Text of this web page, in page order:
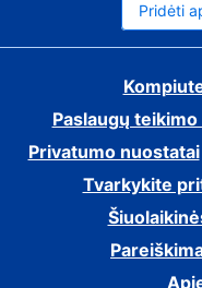
Pridėti
Paslaugų
Privatumo nuostatai
Tvarkykite